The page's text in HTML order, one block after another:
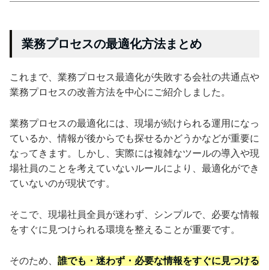
業務プロセスの最適化方法まとめ
これまで、業務プロセス最適化が失敗する会社の共通点や
業務プロセスの改善方法を中心にご紹介しました。
業務プロセスの最適化には、現場が続けられる運用になっ
ているか、情報が後からでも探せるかどうかなどが重要に
なってきます。しかし、実際には複雑なツールの導入や現
場社員のことを考えていないルールにより、最適化ができ
ていないのが現状です。
そこで、現場社員全員が迷わず、シンプルで、必要な情報
をすぐに見つけられる環境を整えることが重要です。
そのため、 誰でも・迷わず・必要な情報をすぐに見つける